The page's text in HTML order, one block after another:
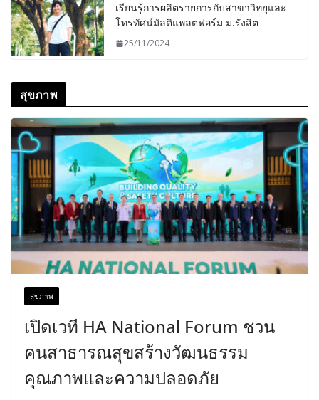
เรียนรู้การผลิตรายการกับสาขาวิทยุและ
โทรทัศน์มัลติแพลตฟอร์ม ม.รังสิต
25/11/2024
สุขภาพ
สุขภาพ
เปิดเวที HA National Forum ชวน
คนสาธารณสุขสร้างวัฒนธรรม
คุณภาพและความปลอดภัย